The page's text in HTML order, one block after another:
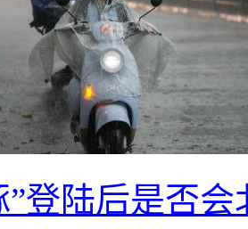
”登陆后是否